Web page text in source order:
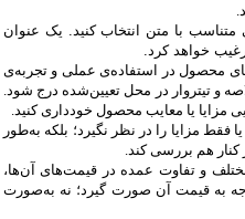
با متن انتخاب کنید. یک عنوان
خواهد کرد.
محصول در استفاده‌ی عملی و تجربه‌ی
و تیتروار در محل تعیین‌شده درج شود.
مزایا یا معایب محصول خودداری کنید.
مزایا را در نظر نگیرد؛ بلکه به‌طور
کنار هم بررسی کند.
و تفاوت عمده در قیمت‌های آن‌ها،
به قیمت آن صورت گیرد؛ نه به‌صورت